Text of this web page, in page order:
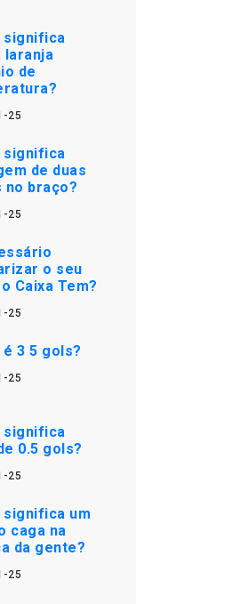
significa
laranja
de
25
significa
de duas
no braço?
25
o seu
Caixa Tem?
25
é 3 5 gols?
25
significa
0.5 gols?
25
significa um
caga na
da gente?
25